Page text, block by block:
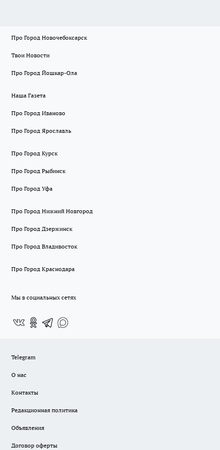
Про Город Новочебоксарск
Твои Новости
Про Город Йошкар-Ола
Наша Газета
Про Город Иваново
Про Город Ярославль
Про Город Курск
Про Город Рыбинск
Про Город Уфа
Про Город Нижний Новгород
Про Город Дзержинск
Про Город Владивосток
Про Город Краснодара
Мы в социальных сетях
Telegram
О нас
Контакты
Редакционная политика
Объявления
Договор оферты